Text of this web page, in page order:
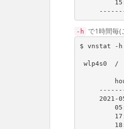
-h で1時間毎(
$ vnstat -h